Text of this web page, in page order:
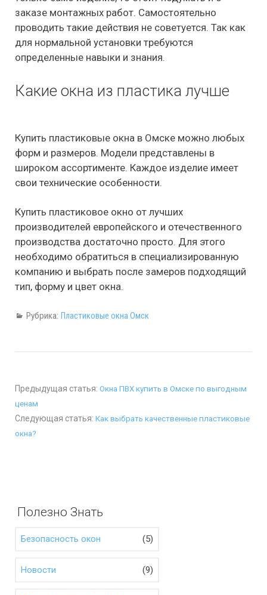
заказе монтажных работ. Самостоятельно
проводить такие действия не советуется. Так как
для нормальной установки требуются
определенные навыки и знания.
Какие окна из пластика лучше
Купить пластиковые окна в Омске можно любых
форм и размеров. Модели представлены в
широком ассортименте. Каждое изделие имеет
свои технические особенности.
Купить пластиковое окно от лучших
производителей европейского и отечественного
производства достаточно просто. Для этого
необходимо обратиться в специализированную
компанию и выбрать после замеров подходящий
тип, форму и цвет окна.
Рубрика: Пластиковые окна Омск
Предыдущая статья: Окна ПВХ купить в Омске по выгодным
ценам
Следующая статья: Как выбрать качественные пластиковые
окна?
Полезно Знать
Безопасность окон (5)
Новости (9)